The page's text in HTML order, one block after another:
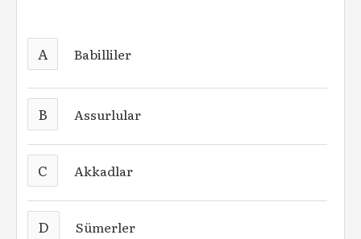
A Babilliler
B Assurlular
C Akkadlar
D Sümerler